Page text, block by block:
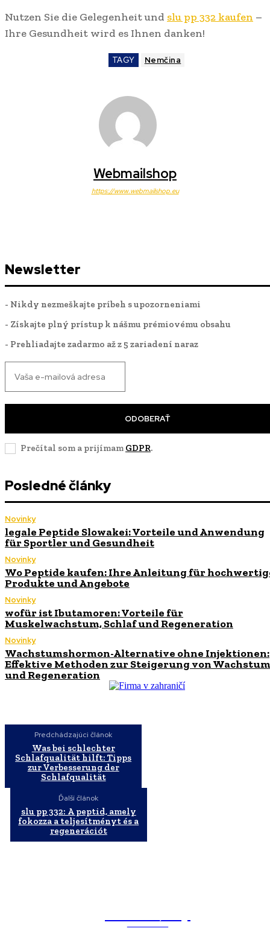
Nutzen Sie die Gelegenheit und slu pp 332 kaufen –
Ihre Gesundheit wird es Ihnen danken!
TAGY Nemčina
Webmailshop
https://www.webmailshop.eu
Newsletter
- Nikdy nezmeškajte príbeh s upozorneniami
- Získajte plný prístup k nášmu prémiovému obsahu
- Prehliadajte zadarmo až z 5 zariadení naraz
ODOBERAŤ
Prečítal som a prijímam GDPR.
Posledné články
Novinky
legale Peptide Slowakei: Vorteile und Anwendung
für Sportler und Gesundheit
Novinky
Wo Peptide kaufen: Ihre Anleitung für
Produkte und Angebote
Novinky
wofür ist Ibutamoren: Vorteile für
Muskelwachstum, Schlaf und Regeneration
Novinky
Wachstumshormon-Alternative ohne Injektionen:
Effektive Methoden zur Steigerung von Wachstum
und Regeneration
Predchádzajúci článok
Was bei schlechter
Schlafqualität hilft: Tipps
zur Verbesserung der
Schlafqualität
Ďalší článok
slu pp 332: A peptid, amely
fokozza a teljesítményt és a
regenerációt